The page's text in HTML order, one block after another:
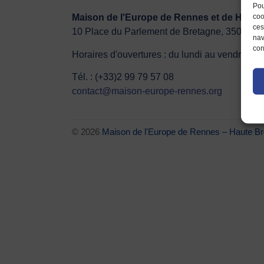
Maison de l'Europe de Rennes et de
10 Place du Parlement de Bretagne, 35000
Horaires d'ouvertures : du lundi au vendredi
Tél. : (+33)2 99 79 57 08
contact@maison-europe-rennes.org
© 2026 Maison de l'Europe de Rennes – Haute